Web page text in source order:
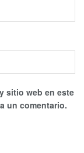
sitio web en este
un comentario.